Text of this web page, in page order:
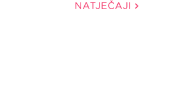
NATJEČAJI